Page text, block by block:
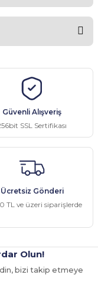
formunu kullanarak
Güvenli Alışveriş
SSL Sertifikası
Ücretsiz Gönderi
TL ve üzeri siparişlerde
Olun!
bizi takip etmeye